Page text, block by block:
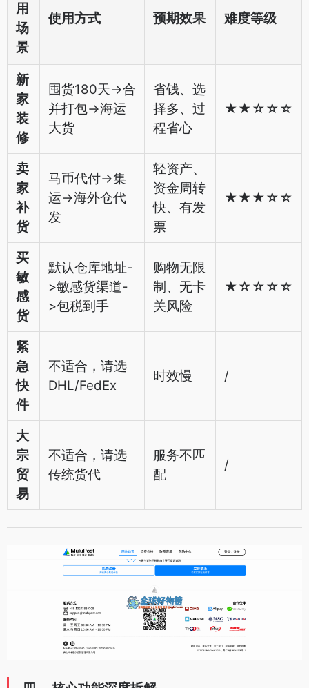
用
场
景
使用方式 预期效果 难度等级
新
家
装
修
囤货180天->合
并打包->海运
大货
省钱、选
择多、过
程省心
★★☆☆☆
卖
家
补
货
马币代付->集
运->海外仓代
发
轻资产、
资金周转
快、有发
票
★★★☆☆
买
敏
感
货
默认仓库地址-
>敏感货渠道-
>包税到手
购物无限
制、无卡
关风险
★☆☆☆☆
紧
急
快
件
不适合，请选
DHL/FedEx
时效慢 /
大
宗
贸
易
不适合，请选
传统货代
服务不匹
配
/